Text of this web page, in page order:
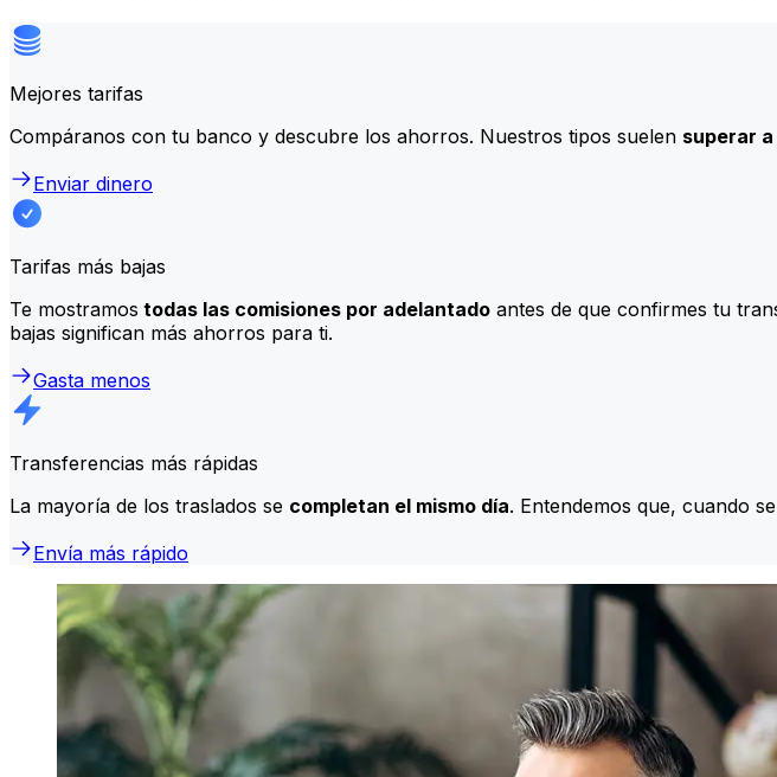
Mejores tarifas
Compáranos con tu banco y descubre los ahorros. Nuestros tipos suelen superar
Enviar dinero
Tarifas más bajas
Te mostramos todas las comisiones por adelantado antes de que confirmes tu
bajas significan más ahorros para ti.
Gasta menos
Transferencias más rápidas
La mayoría de los traslados se completan el mismo día. Entendemos que, cuando
Envía más rápido